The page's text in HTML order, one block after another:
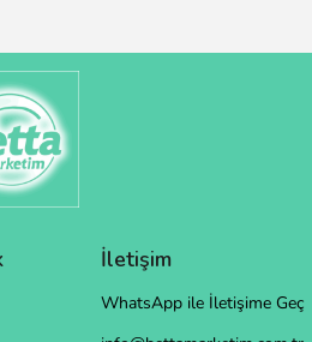
İletişim
WhatsApp ile İletişime Geç